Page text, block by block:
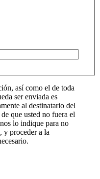
así como el de toda
ser enviada es
al destinatario del
que usted no fuera el
lo indique para no
y proceder a la